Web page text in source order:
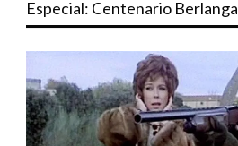
Especial: Centenario Berlanga